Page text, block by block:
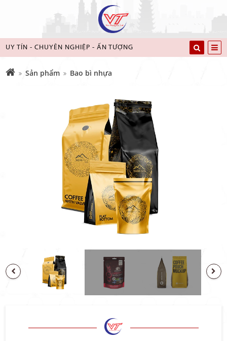
UY TÍN - CHUYÊN NGHIỆP - ẤN TƯỢNG
Sản phẩm Bao bì nhựa
PREVIOUS NEXT